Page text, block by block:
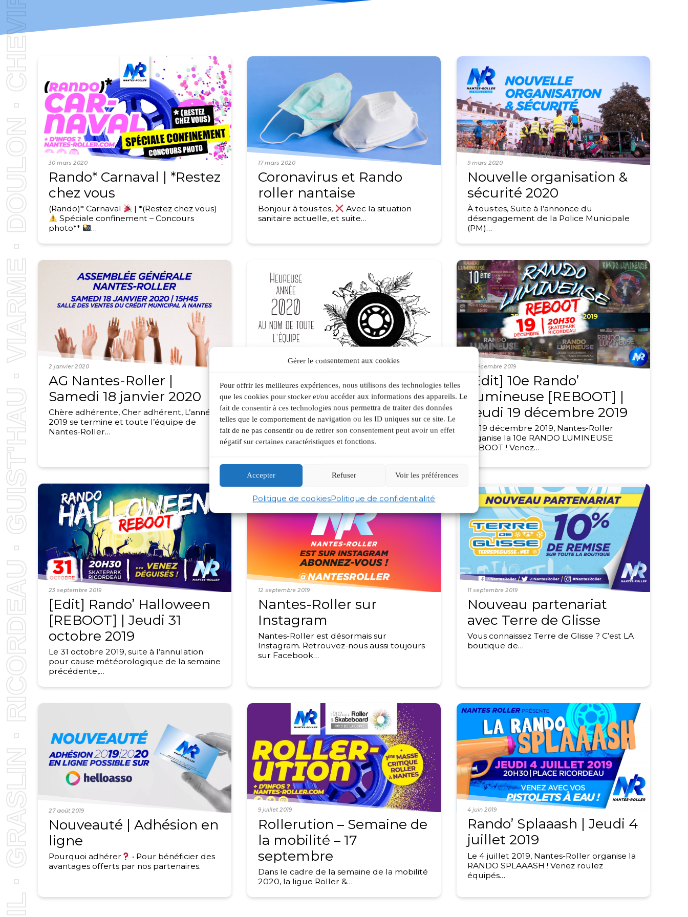
Gérer le consentement aux cookies
Pour offrir les meilleures expériences, nous utilisons des technologies telles
que les cookies pour stocker et/ou accéder aux informations des appareils. Le
fait de consentir à ces technologies nous permettra de traiter des données
telles que le comportement de navigation ou les ID uniques sur ce site. Le
fait de ne pas consentir ou de retirer son consentement peut avoir un effet
négatif sur certaines caractéristiques et fonctions.
Accepter Refuser Voir les préférences
Politique de cookiesPolitique de confidentialité
Rando* Carnaval | *Restez
chez vous
30 mars 2020
(Rando)* Carnaval
| *(Restez chez vous)
Spéciale confinement – Concours
photo**
…
Coronavirus et Rando
roller nantaise
17 mars 2020
Bonjour à tous·tes,
Avec la situation
sanitaire actuelle, et suite…
Nouvelle organisation &
sécurité 2020
9 mars 2020
À tous·tes, Suite à l’annonce du
désengagement de la Police Municipale
(PM)…
AG Nantes-Roller |
Samedi 18 janvier 2020
2 janvier 2020
Chère adhérente, Cher adhérent, L’année
2019 se termine et toute l’équipe de
Nantes-Roller…
Meilleurs Vœux pour
2020 !
2 janvier 2020
Toute l’équipe Nantes-Roller vous
souhaite une excellente année 2020,
[Edit] 10e Rando’
Lumineuse [REBOOT] |
Jeudi 19 décembre 2019
5 décembre 2019
Le 19 décembre 2019, Nantes-Roller
organise la 10e RANDO LUMINEUSE
REBOOT ! Venez…
[Edit] Rando’ Halloween
[REBOOT] | Jeudi 31
octobre 2019
23 septembre 2019
Le 31 octobre 2019, suite à l’annulation
pour cause météorologique de la semaine
précédente,…
Nantes-Roller sur
Instagram
12 septembre 2019
Nantes-Roller est désormais sur
Instagram. Retrouvez-nous aussi toujours
sur Facebook…
Nouveau partenariat
avec Terre de Glisse
11 septembre 2019
Vous connaissez Terre de Glisse ? C’est LA
boutique de…
Nouveauté | Adhésion en
ligne
27 août 2019
Pourquoi adhérer
• Pour bénéficier des
avantages offerts par nos partenaires.
Rollerution – Semaine de
la mobilité – 17
septembre
9 juillet 2019
Dans le cadre de la semaine de la mobilité
2020, la ligue Roller &…
Rando’ Splaaash | Jeudi 4
juillet 2019
4 juin 2019
Le 4 juillet 2019, Nantes-Roller organise la
RANDO SPLAAASH ! Venez roulez
équipés…